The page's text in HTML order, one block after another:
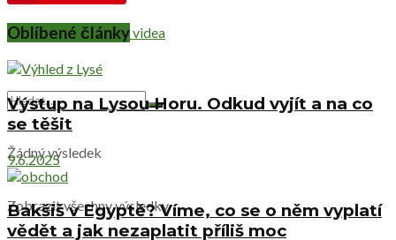
Cestovatelská videa
Žádný výsledek
Zobrazit všechny výsledky
Oblíbené články
Výstup na Lysou Horu. Odkud vyjít a na co
se těšit
9.6.2025
Bakšiš v Egyptě? Víme, co se o něm vyplatí
vědět a jak nezaplatit příliš moc